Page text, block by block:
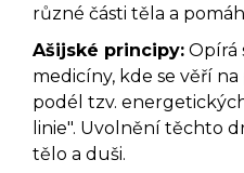
různé části těla a
Ašijské principy: Opírá
medicíny, kde se věří
podél tzv.
linie". Uvolnění těchto
tělo a duši.